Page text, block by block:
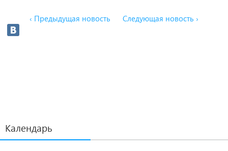
‹ Предыдущая новость Следующая новость ›
Календарь